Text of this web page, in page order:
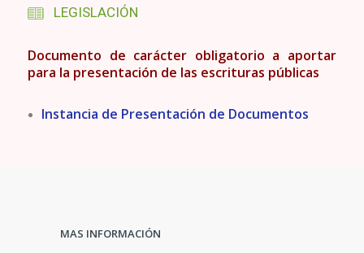
LEGISLACIÓN
Documento de carácter obligatorio a aportar
para la presentación de las escrituras públicas
Instancia de Presentación de Documentos
MAS INFORMACIÓN